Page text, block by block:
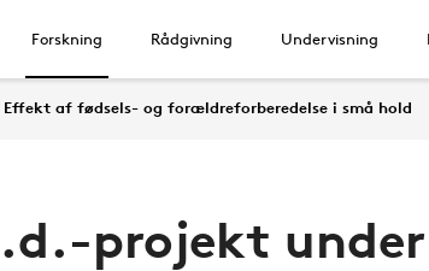
Forskning Rådgivning Undervisning
Effekt af fødsels- og forældreforberedelse i små hold
projekt